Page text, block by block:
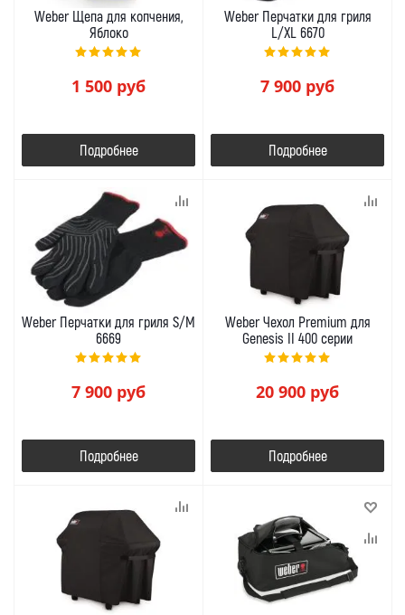
Weber Щепа для копчения,
Яблоко
1 500 руб
Подробнее
Weber Перчатки для гриля
L/XL 6670
7 900 руб
Подробнее
Weber Перчатки для гриля S/M
6669
7 900 руб
Подробнее
Weber Чехол Premium для
Genesis II 400 серии
20 900 руб
Подробнее